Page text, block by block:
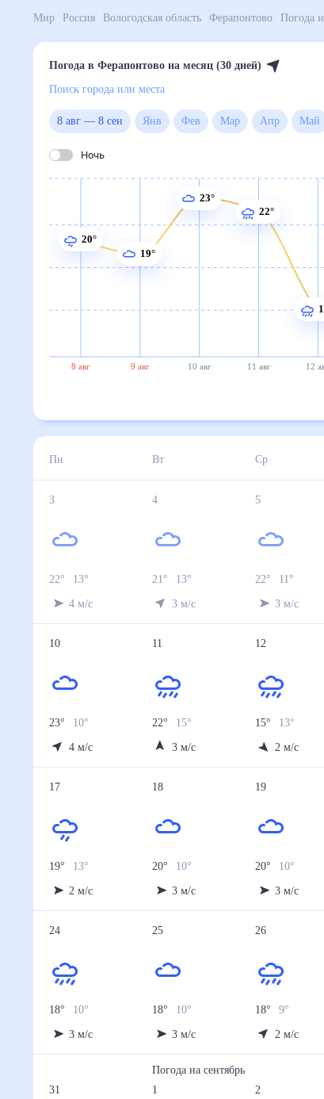
Мир Россия Вологодская область
Погода в Ферапонтово на месяц (30 дней)
Поиск города или места
8 авг— 8 сен Янв Фев Мар Апр
Ночь
8 авг 9 авг 10 авг 11 авг 12
20°
19°
23°
22°
Пн Вт Ср
3
22° 13°
4 м/с
4
21° 13°
3 м/с
5
22° 11°
3 м/с
10
23° 10°
4 м/с
11
22° 15°
3 м/с
12
15° 13°
2 м/с
17
19° 13°
2 м/с
18
20° 10°
3 м/с
19
20° 10°
3 м/с
24
18° 10°
3 м/с
25
18° 10°
3 м/с
26
18° 9°
2 м/с
31
Погода насентябрь
1
2